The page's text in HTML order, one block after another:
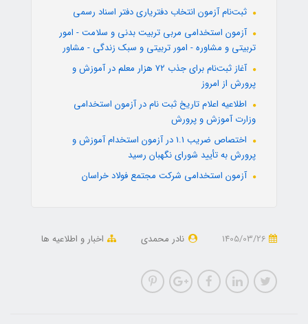
ثبت‌نام آزمون انتخاب دفتریاری دفتر اسناد رسمی
آزمون استخدامی مربی تربیت بدنی و سلامت - امور
تربیتی و مشاوره - امور تربیتی و سبک زندگی - مشاور
آغاز ثبت‌نام برای جذب ۷۲ هزار معلم در آموزش و
پرورش از امروز
اطلاعیه اعلام تاریخ ثبت نام در آزمون استخدامی
وزارت آموزش و پرورش
اختصاص ضریب 1.1 در آزمون استخدام آموزش و
پرورش به تأیید شورای نگهبان رسید
آزمون استخدامی شرکت مجتمع فولاد خراسان
نادر محمدی اخبار و اطلاعیه ها